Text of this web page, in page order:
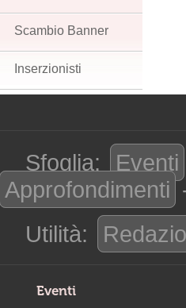
Scambio Banner
Inserzionisti
Sfoglia: Eventi
Approfondimenti
Utilità:
Eventi